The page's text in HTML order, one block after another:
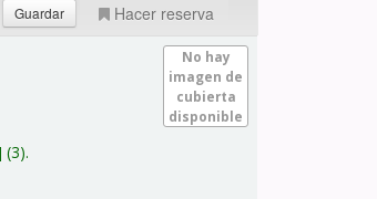
Hacer reserva
No hay
imagen de
cubierta
disponible
(3).